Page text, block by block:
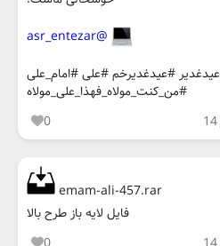
@asr_entezar
#عیدغدیرخم #علی #امام_علی
#من_کنت_مولاه_فهذا_علی_مولاه
0
emam-ali-457.rar
فایل لایه باز طرح بالا